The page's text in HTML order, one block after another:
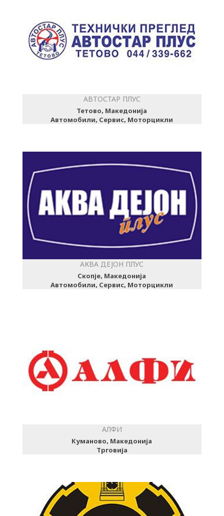
АВТОСТАР ПЛУС
Тетово, Македонија
Автомобили, Сервис, Моторцикли
АКВА ДЕЈОН ПЛУС
Скопје, Македонија
Автомобили, Сервис, Моторцикли
АЛФИ
Куманово, Македонија
Трговија